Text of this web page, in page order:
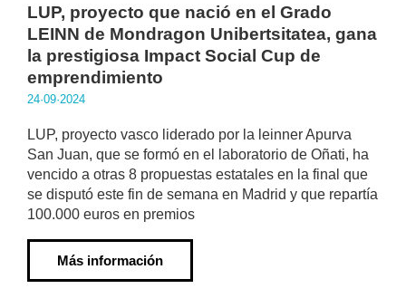
LUP, proyecto que nació en el Grado
LEINN de Mondragon Unibertsitatea, gana
la prestigiosa Impact Social Cup de
emprendimiento
24·09·2024
LUP, proyecto vasco liderado por la leinner Apurva
San Juan, que se formó en el laboratorio de Oñati, ha
vencido a otras 8 propuestas estatales en la final que
se disputó este fin de semana en Madrid y que repartía
100.000 euros en premios
Más información